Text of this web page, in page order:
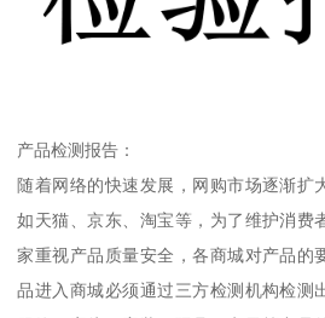
产品检测报告：
随着网络的快速发展，网购市场逐渐扩
如天猫、京东、淘宝等，为了维护消费
家重视产品质量安全，各商城对产品的
品进入商城必须通过三方检测机构检测